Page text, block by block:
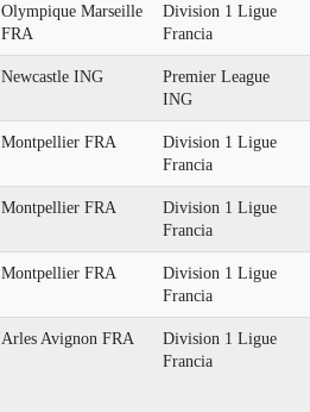
Olympique Marseille
FRA
Division 1 Ligue
Francia
Newcastle ING
Premier League
ING
Montpellier FRA
Division 1 Ligue
Francia
Montpellier FRA
Division 1 Ligue
Francia
Montpellier FRA
Division 1 Ligue
Francia
Arles Avignon FRA
Division 1 Ligue
Francia